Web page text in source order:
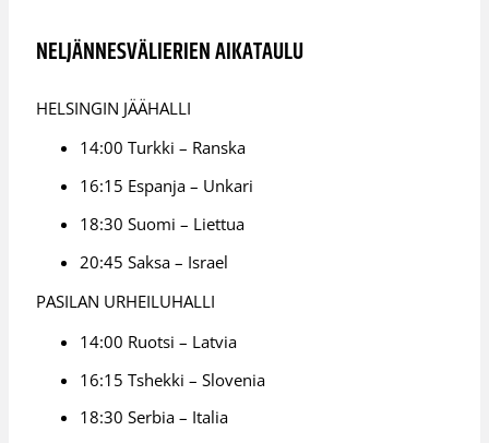
NELJÄNNESVÄLIERIEN AIKATAULU
HELSINGIN JÄÄHALLI
14:00 Turkki – Ranska
16:15 Espanja – Unkari
18:30 Suomi – Liettua
20:45 Saksa – Israel
PASILAN URHEILUHALLI
14:00 Ruotsi – Latvia
16:15 Tshekki – Slovenia
18:30 Serbia – Italia